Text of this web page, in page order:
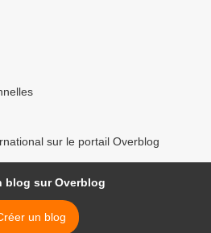
sur le portail Overblog
blog sur Overblog
un blog